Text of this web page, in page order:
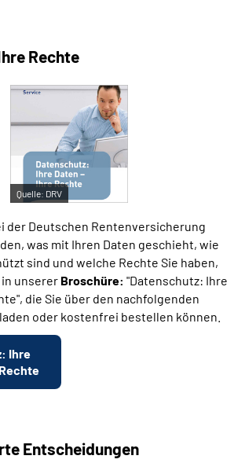
(DGS)
Mein Kundenportal
Rechte
Quelle: DRV
der Deutschen Rentenversicherung
was mit Ihren Daten geschieht, wie
sind und welche Rechte Sie haben,
unserer Broschüre: "Datenschutz: Ihre
die Sie über den nachfolgenden
oder kostenfrei bestellen können.
Ihre
Entscheidungen